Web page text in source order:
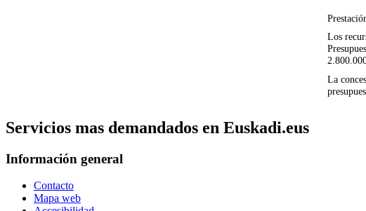
Los
La
Servicios mas demandados en Euskadi.eus
Información general
Contacto
Mapa web